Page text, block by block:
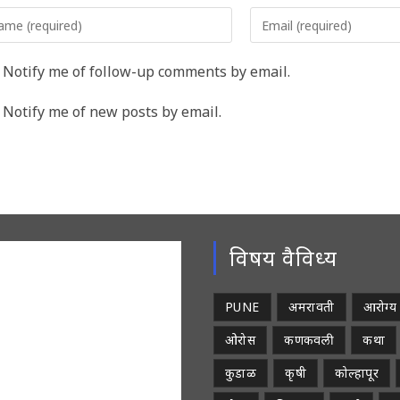
your
address
Notify me of follow-up comments by email.
Notify me of new posts by email.
विषय वैविध्य
PUNE अमरावती आरोग्य
ओरोस
कणकवली कथा
कुडाळ
कृषी कोल्हापूर